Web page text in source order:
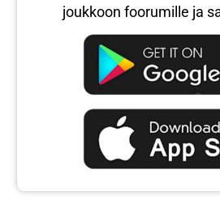
joukkoon foorumille ja